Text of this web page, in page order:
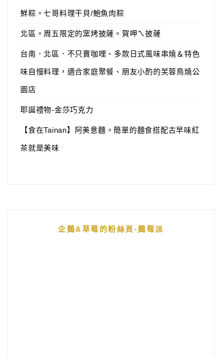
鮮粽。七哥料理干貝/鮑魚肉粽
北區。周五限定的窯烤披薩。賀呷ㄟ披薩
台南．北區．不只賣咖哩、多款日式風味串燒＆特色
味自慢料理，適合家庭聚餐、朋友小酌的芙蓉鳥燒公
園店
耶誕禮物-金莎巧克力
【食在Tainan】阿美意麵。簡單的麵食搭配古早味紅
茶就是美味
企鵝&草莓的粉絲頁-鵝莓派